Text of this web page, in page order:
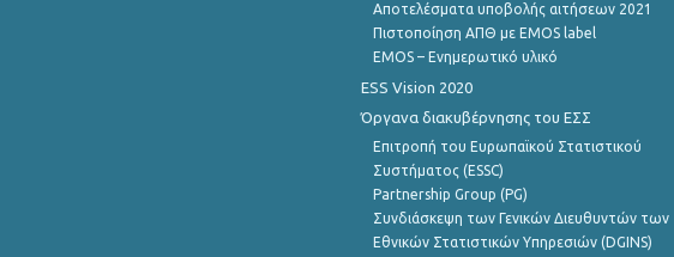
Αποτελέσματα υποβολής αιτήσεων 2021
Πιστοποίηση ΑΠΘ με EMOS label
EMOS – Ενημερωτικό υλικό
ESS Vision 2020
Όργανα διακυβέρνησης του ΕΣΣ
Επιτροπή του Ευρωπαϊκού Στατιστικού
Συστήματος (ESSC)
Partnership Group (PG)
Συνδιάσκεψη των Γενικών Διευθυντών των
Εθνικών Στατιστικών Υπηρεσιών (DGINS)